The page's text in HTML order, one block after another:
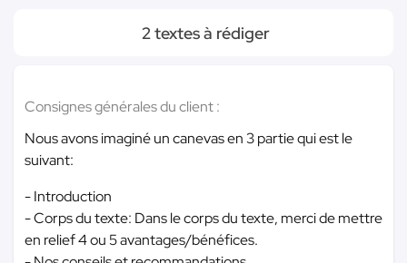
2 textes à rédiger
Consignes générales du client :
Nous avons imaginé un canevas en 3 partie qui est le
suivant:
- Introduction
- Corps du texte: Dans le corps du texte, merci de mettre
en relief 4 ou 5 avantages/bénéfices.